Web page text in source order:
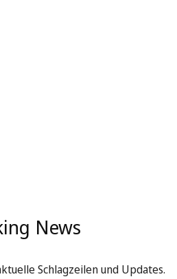
News
Schlagzeilen und Updates.